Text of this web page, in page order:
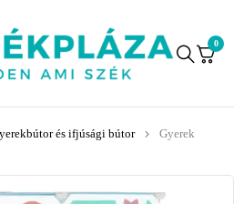
0
és ifjúsági bútor
Gyerek